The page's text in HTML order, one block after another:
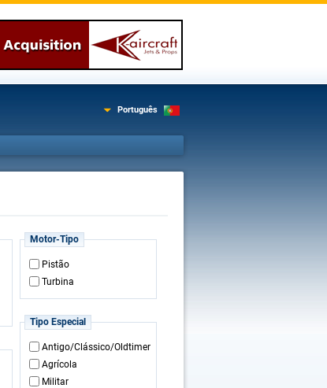
Português
Motor-Tipo
Pistão
Turbina
Tipo Especial
Antigo/Clássico/Oldtimer
Agrícola
Militar